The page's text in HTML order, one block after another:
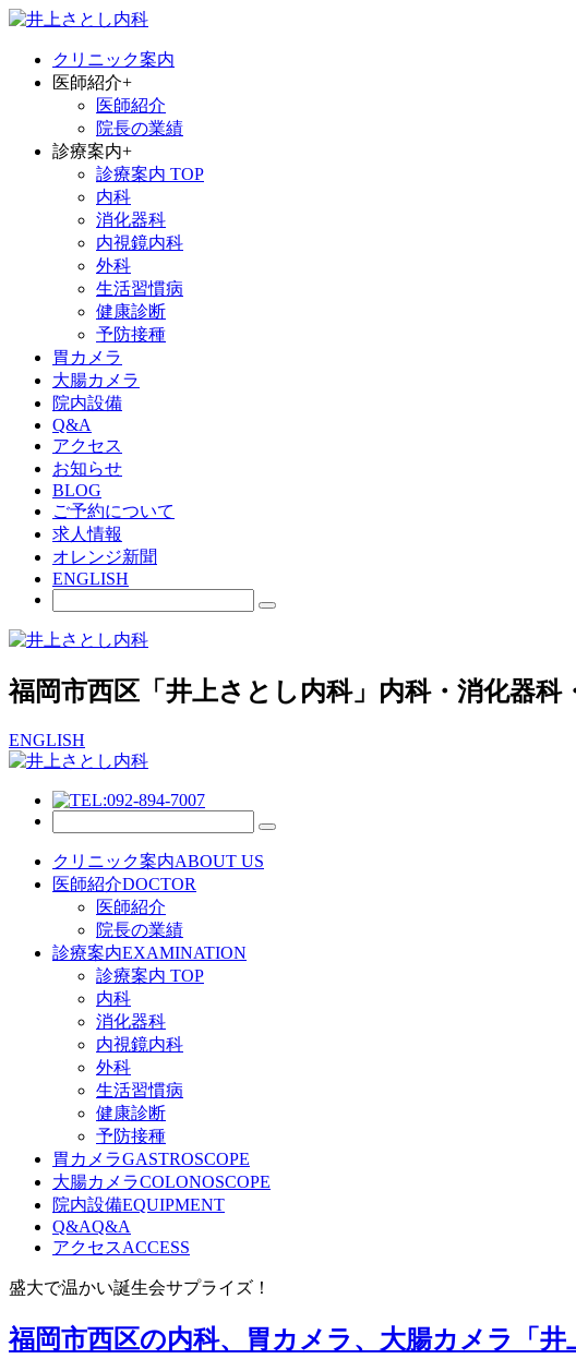
クリニック案内
医師紹介+
医師紹介
院長の業績
診療案内+
診療案内 TOP
内科
消化器科
内視鏡内科
外科
生活習慣病
健康診断
予防接種
胃カメラ
大腸カメラ
院内設備
Q&A
アクセス
お知らせ
BLOG
ご予約について
求人情報
オレンジ新聞
ENGLISH
福岡市西区「井上さとし内科」内科・消化器科
ENGLISH
クリニック案内ABOUT US
医師紹介DOCTOR
医師紹介
院長の業績
診療案内EXAMINATION
診療案内 TOP
内科
消化器科
内視鏡内科
外科
生活習慣病
健康診断
予防接種
胃カメラGASTROSCOPE
大腸カメラCOLONOSCOPE
院内設備EQUIPMENT
Q&AQ&A
アクセスACCESS
盛大で温かい誕生会サプライズ！
福岡市西区の内科、胃カメラ、大腸カメラ「井